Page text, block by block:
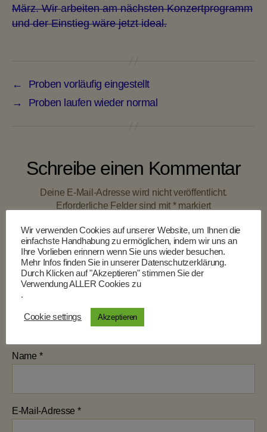
März. Wirarbeiten am nächsten Konzertprogramm
und der Einstieg wäre jetzt ideal.
←
Proben vorläufig eingestellt
→
Proben laufen wieder normal
Schreibe einen Kommentar
Deine E-Mail-Adresse wird nicht veröffentlicht.
Erforderliche Felder sind mit *markiert
Kommentar *
Name *
E-Mail-Adresse *
Wir verwenden Cookies auf unserer Website, um Ihnen die
einfachste Handhabung zu ermöglichen, indem wir uns an
Ihre Vorlieben erinnern wenn Sie uns wieder besuchen.
Mehr Infos finden Sie in unserer Datenschutzerklärung.
Durch Klicken auf "Akzeptieren" stimmen Sie der
Verwendung ALLER Cookies zu
.
Cookie settings Akzeptieren